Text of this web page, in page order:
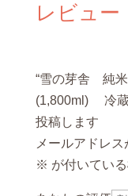
レビュー
“雪の芽舎 純
(1,800ml) 冷蔵
投稿します
メールアドレ
※ が付いてい